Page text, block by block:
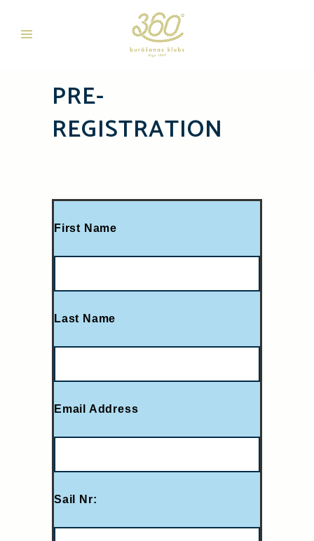
PRE-
REGISTRATION
First Name
Last Name
Email Address
Sail Nr: